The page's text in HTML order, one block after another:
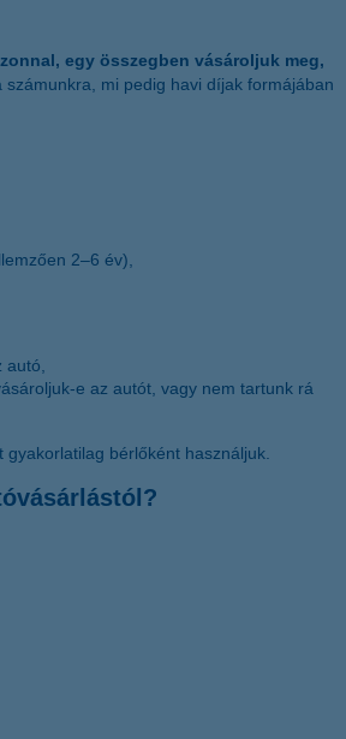
egy összegben vásároljuk meg,
mi pedig havi díjak formájában
2–6 év),
autó,
e az autót, vagy nem tartunk rá
bérlőként használjuk.